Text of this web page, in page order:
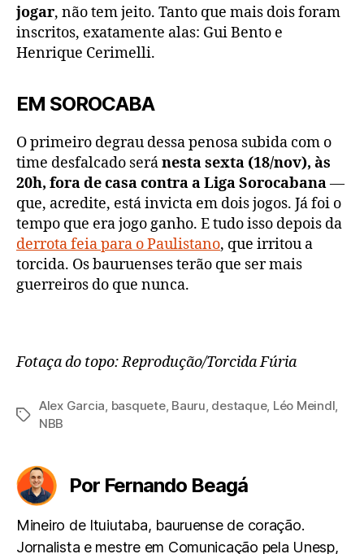
jogar, não tem jeito. Tanto que mais dois foram
inscritos, exatamente alas: Gui Bento e
Henrique Cerimelli.
EM SOROCABA
O primeiro degrau dessa penosa subida com o
time desfalcado seránesta sexta (18/nov), às
20h, fora de casa contra a Liga Sorocabana—
que, acredite, está invicta em dois jogos. Já foi o
tempo que era jogo ganho. E tudo isso depois da
derrota feia para o Paulistano, que irritou a
torcida. Os bauruenses terão que ser mais
guerreiros do que nunca.
Fotaça do topo: Reprodução/Torcida Fúria
Tags
Alex Garcia, basquete, Bauru, destaque, Léo Meindl,
NBB
Por Fernando Beagá
Mineiro de Ituiutaba, bauruense de coração.
Jornalista e mestre em Comunicação pela Unesp,